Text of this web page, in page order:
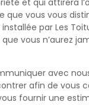
et qui attirera
que vous vous
par Les
vous n’aurez
avec
afin de vous
fournir une